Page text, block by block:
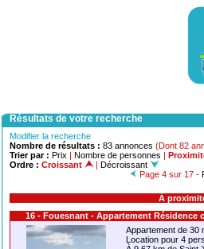
Résultats de votre recherche
Modifier la recherche
Nombre de résultats : 83 annonces (Dont 82
Trier par : Prix | Nombre de personnes |
Ordre : Croissant | Décroissant
Page 4 sur 17 -
À
16 - Fouesnant - Appartement Résidence
Appartement de 30
Location pour 4